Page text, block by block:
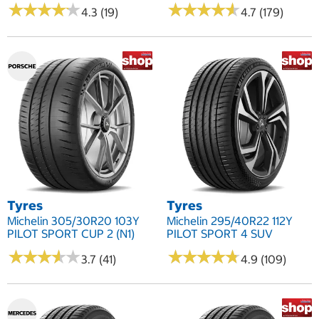
★★★★★
★★★★★4.3 (19) ★★★★★
★★★★★4.7 (179)
Tyres
Michelin 305/30R20 103Y
PILOT SPORT CUP 2 (N1)
★★★★★
★★★★★3.7 (41)
Tyres
Michelin 295/40R22 112Y
PILOT SPORT 4 SUV
★★★★★
★★★★★4.9 (109)